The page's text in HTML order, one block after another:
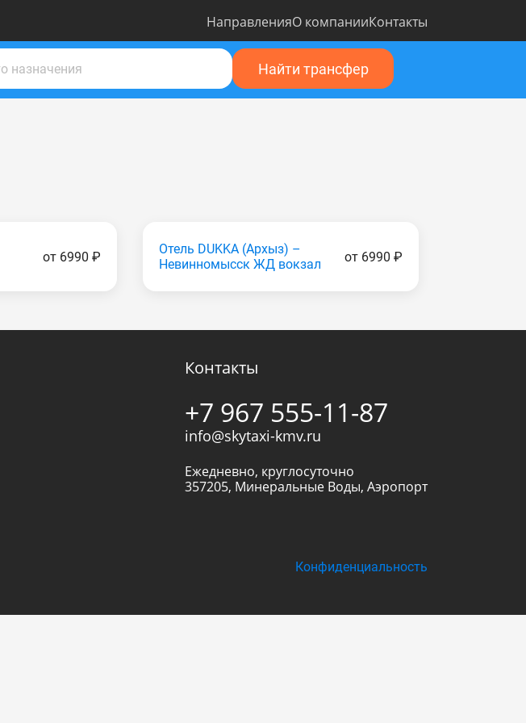
НаправленияО компанииКонтакты
Найти трансфер
от 6990 ₽
Отель DUKKA (Apxыз) –
Невинномысск ЖД вокзал
от 6990 ₽
Контакты
+7 967 555-11-87
info@skytaxi-kmv.ru
Ежедневно, круглосуточно
357205, Минеральные Воды, Аэропорт
Конфиденциальность